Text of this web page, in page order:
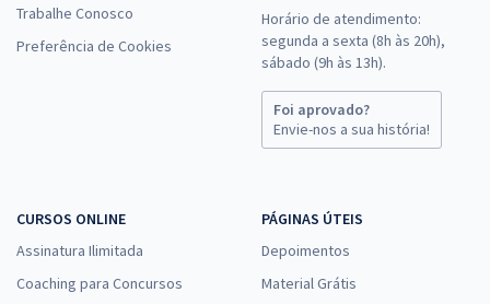
Trabalhe Conosco
Preferência de Cookies
Horário de atendimento:
segunda a sexta (8h às 20h),
sábado (9h às 13h).
Foi aprovado?
Envie-nos a sua história!
CURSOS ONLINE
Assinatura Ilimitada
Coaching para Concursos
PÁGINAS ÚTEIS
Depoimentos
Material Grátis